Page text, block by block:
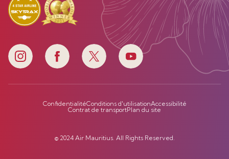
ConfidentialitéConditions d'utilisationAccessibilité
Contrat de transportPlan du site
© 2024 Air Mauritius. All Rights Reserved.